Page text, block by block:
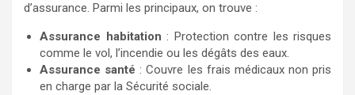
d’assurance. Parmi les principaux, on trouve :
Assurance habitation : Protection contre les risques
comme le vol, l’incendie ou les dégâts des eaux.
Assurance santé : Couvre les frais médicaux non pris
en charge par la Sécurité sociale.